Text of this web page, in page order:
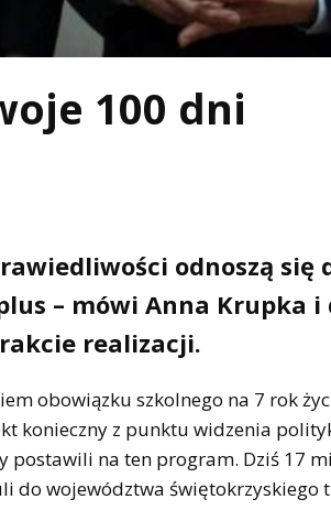
100 dni
odnoszą się
– mówi Anna Krupka
realizacji.
obowiązku szkolnego na 7 rok
konieczny z punktu widzenia
postawili na ten program. Dziś 17
do województwa świętokrzyskiego